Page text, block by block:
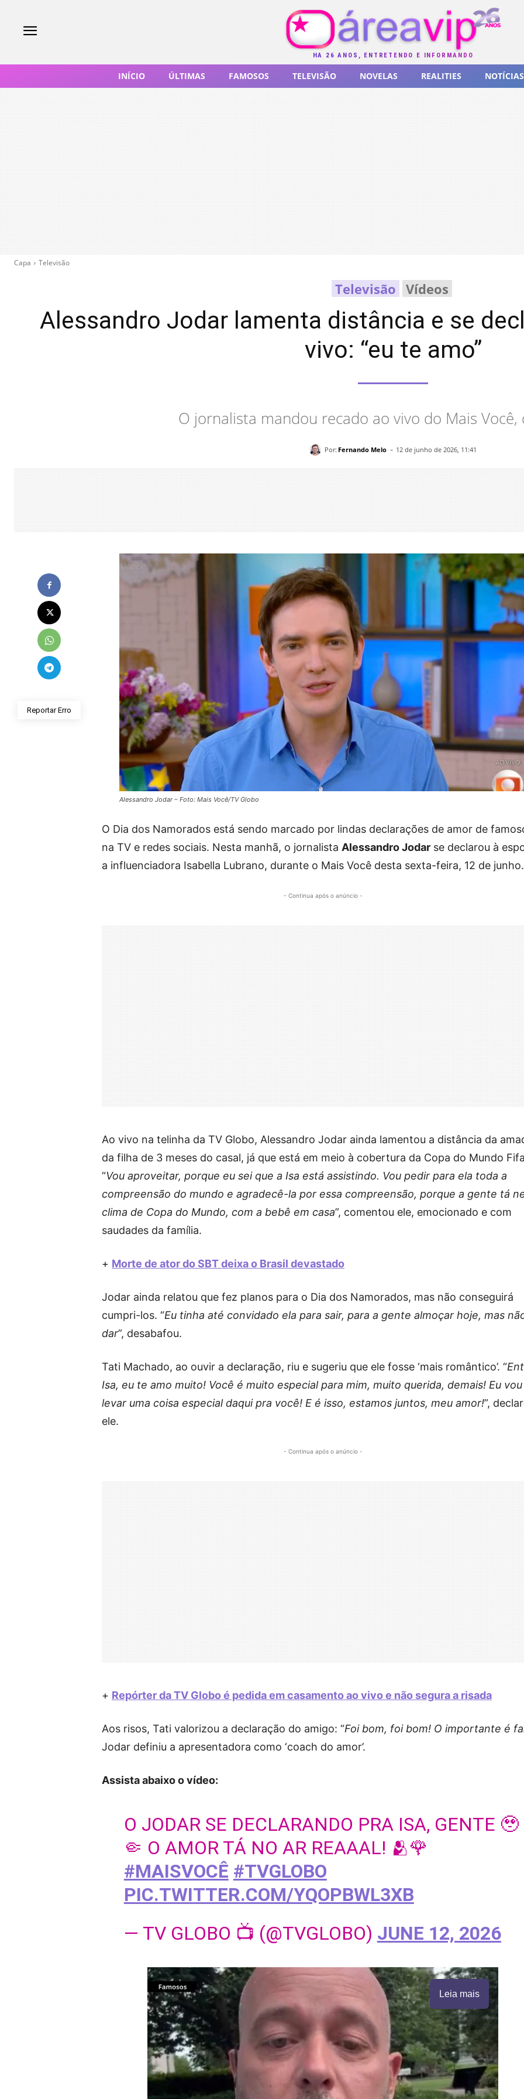
HÁ 26 ANOS, ENTRETENDO E INFORMANDO
INÍCIO ÚLTIMAS FAMOSOS TELEVISÃO NOVELAS REALITIES NOTÍCIAS
Capa Televisão
Televisão Vídeos
Alessandro Jodar lamenta distância e se
vivo: “eu te amo”
O jornalista mandou recado ao vivo do Mais Você,
Por: Fernando Melo - 12 de junho de 2026, 11:41
Reportar Erro
Alessandro Jodar – Foto: Mais Você/TV Globo
O Dia dos Namorados está sendo marcado por lindas declarações de amor de
na TV e redes sociais. Nesta manhã, o jornalista Alessandro Jodar se declarou à
a influenciadora Isabella Lubrano, durante o Mais Você desta sexta-feira, 12 de junho.
- Continua após o anúncio -
Ao vivo na telinha da TV Globo, Alessandro Jodar ainda lamentou a distância da
da filha de 3 meses do casal, já que está em meio à cobertura da Copa do Mundo
“Vou aproveitar, porque eu sei que a Isa está assistindo. Vou pedir para ela toda a
compreensão do mundo e agradecê-la por essa compreensão, porque a gente tá
clima de Copa do Mundo, com a bebê em casa”, comentou ele, emocionado e com
saudades da família.
+ Morte de ator do SBT deixa o Brasil devastado
Jodar ainda relatou que fez planos para o Dia dos Namorados, mas não conseguirá
cumpri-los. “Eu tinha até convidado ela para sair, para a gente almoçar hoje, mas
dar”, desabafou.
Tati Machado, ao ouvir a declaração, riu e sugeriu que ele fosse ‘mais romântico’. “
Isa, eu te amo muito! Você é muito especial para mim, muito querida, demais! Eu vou
levar uma coisa especial daqui pra você! E é isso, estamos juntos, meu amor!”,
ele.
- Continua após o anúncio -
+ Repórter da TV Globo é pedida em casamento ao vivo e não segura a risada
Aos risos, Tati valorizou a declaração do amigo: “Foi bom, foi bom! O importante é
Jodar definiu a apresentadora como ‘coach do amor’.
Assista abaixo o vídeo:
O JODAR SE DECLARANDO PRA ISA, GENTE 🥹
🤏 O AMOR TÁ NO AR REAAAL! 🫂🌹
#MAISVOCÊ #TVGLOBO
PIC.TWITTER.COM/YQOPBWL3XB
— TV GLOBO 📺 (@TVGLOBO) JUNE 12, 2026
Leia mais